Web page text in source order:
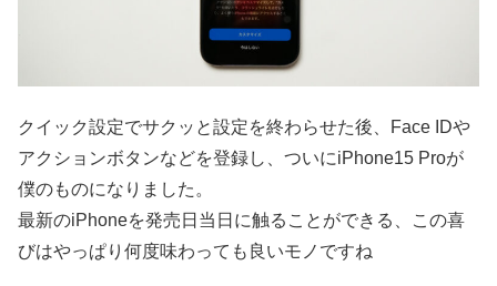
クイック設定でサクッと設定を終わらせた後、Face IDや
アクションボタンなどを登録し、ついにiPhone15 Proが
僕のものになりました。
最新のiPhoneを発売日当日に触ることができる、この喜
びはやっぱり何度味わっても良いモノですね